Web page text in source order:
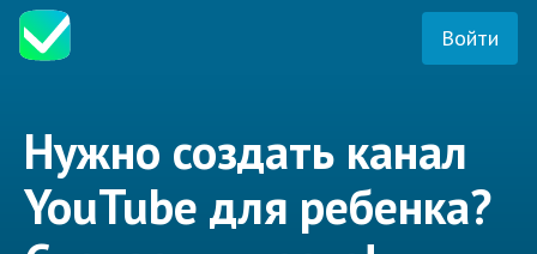
Войти
Нужно создать канал
YouTube для ребенка?